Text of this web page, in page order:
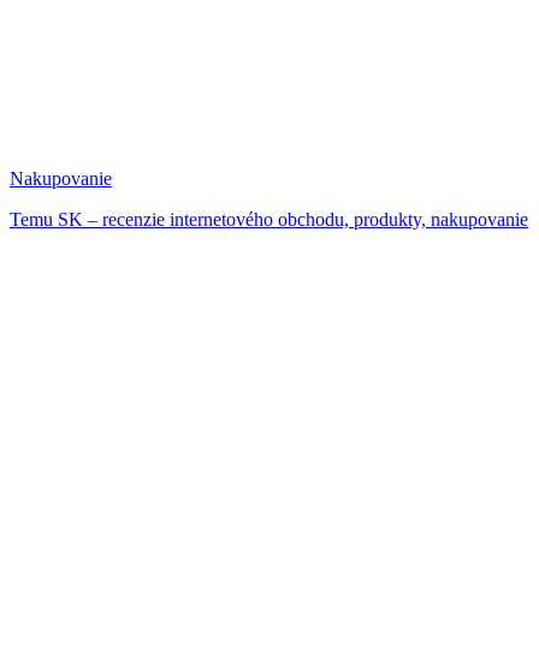
Nakupovanie
Temu SK – recenzie internetového obchodu, produkty, nakupovanie